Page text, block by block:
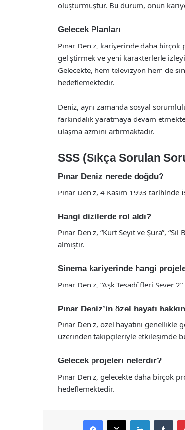
oluşturmuştur. Bu durum, onun
Gelecek Planları
Pınar Deniz, kariyerinde daha
geliştirmek ve yeni karakterlerle
Gelecekte, hem televizyon hem de
hedeflemektedir.
Deniz, aynı zamanda sosyal
farkındalık yaratmaya devam
ulaşma azmini artırmaktadır.
SSS (Sıkça Sorulan
Pınar Deniz nerede doğdu?
Pınar Deniz, 4 Kasım 1993 tarihinde
Hangi dizilerde rol aldı?
Pınar Deniz, “Kurt Seyit ve Şura”,
almıştır.
Sinema kariyerinde hangi
Pınar Deniz, “Aşk Tesadüfleri Sever
Pınar Deniz’in özel hayatı
Pınar Deniz, özel hayatını
üzerinden takipçileriyle etkileşimde
Gelecek projeleri nelerdir?
Pınar Deniz, gelecekte daha birçok
hedeflemektedir.
Facebook
X LinkedIn